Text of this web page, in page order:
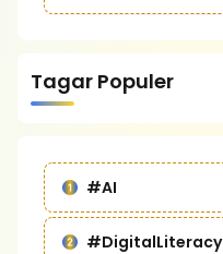
Tagar Populer
#AI
#DigitalLiteracy